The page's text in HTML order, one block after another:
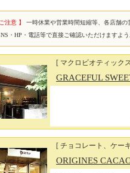
注意 】
一時休業や営業時間短縮等、各店舗
・HP・電話等で直接ご確認いただけますよう
[ マクロビオティック
GRACEFUL
[ チョコレート、ケー
ORIGINES